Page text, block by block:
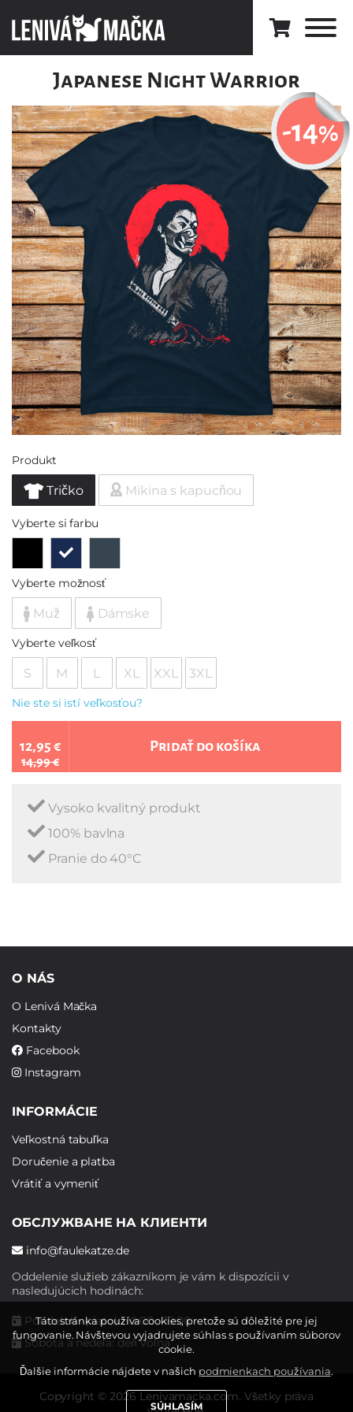
Japanese Night Warrior
-14%
Produkt
Tričko Mikina s kapucňou
Vyberte si farbu
Vyberte možnosť
Muž Dámske
Vyberte veľkosť
S M L XL XXL 3XL
Nie ste si istí veľkosťou?
12,95 €
14,99 €
Pridať do košíka
Vysoko kvalitný produkt
100% bavlna
Pranie do 40°C
O NÁS
O Lenivá Mačka
Kontakty
Facebook
Instagram
INFORMÁCIE
Veľkostná tabuľka
Doručenie a platba
Vrátiť a vymeniť
ОБСЛУЖВАНЕ НА КЛИЕНТИ
info@faulekatze.de
Oddelenie služieb zákazníkom je vám k dispozícii v
nasledujúcich hodinách:
Pondelok - piatok: 10:00 - 19:00
Sobota a nedeľa: deň voľna
Copyright © 2026 Lenivamacka.com. Všetky práva
Táto stránka používa cookies, pretože sú dôležité pre jej
fungovanie. Návštevou vyjadrujete súhlas s používaním súborov
cookie.
Ďalšie informácie nájdete v našich podmienkach používania.
SÚHLASÍM